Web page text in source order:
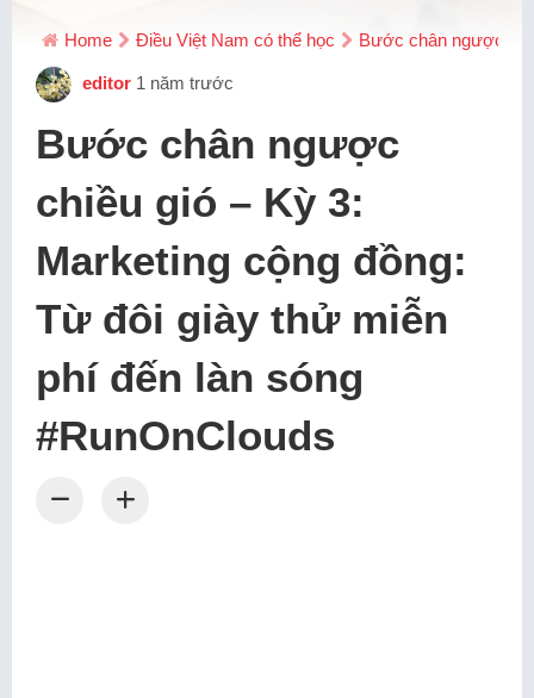
Home Điều Việt Nam có thể học Bước chân ngược
editor 1 năm trước
Bước chân ngược
chiều gió – Kỳ 3:
Marketing cộng đồng:
Từ đôi giày thử miễn
phí đến làn sóng
#RunOnClouds